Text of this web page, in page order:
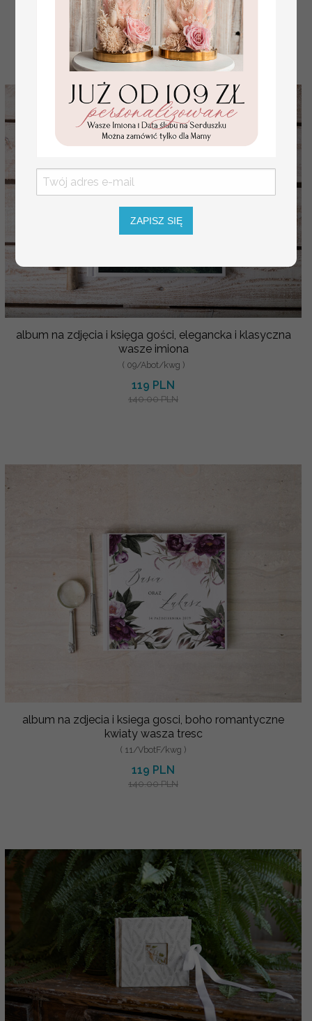
119 PLN
140.00 PLN
album na zdjęcia i księga gości, elegancka i klasyczna
wasze imiona
( 09/Abot/kwg )
119 PLN
140.00 PLN
album na zdjecia i ksiega gosci, boho romantyczne
kwiaty wasza tresc
( 11/VbotF/kwg )
119 PLN
140.00 PLN
ZAPISZ SIĘ